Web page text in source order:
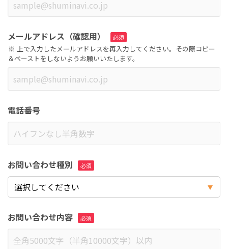
メールアドレス（確認用）
上で入力したメールアドレスを再入力してください。その際コピー
＆ペーストをしないようお願いいたします。
電話番号
お問い合わせ種別
お問い合わせ内容